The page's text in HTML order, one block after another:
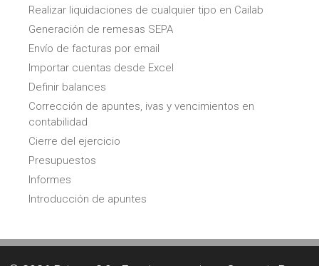
Realizar liquidaciones de cualquier tipo en Cailab
Generación de remesas SEPA
Envío de facturas por email
Importar cuentas desde Excel
Definir balances
Corrección de apuntes, ivas y vencimientos en
contabilidad
Cierre del ejercicio
Presupuestos
Informes
Introducción de apuntes